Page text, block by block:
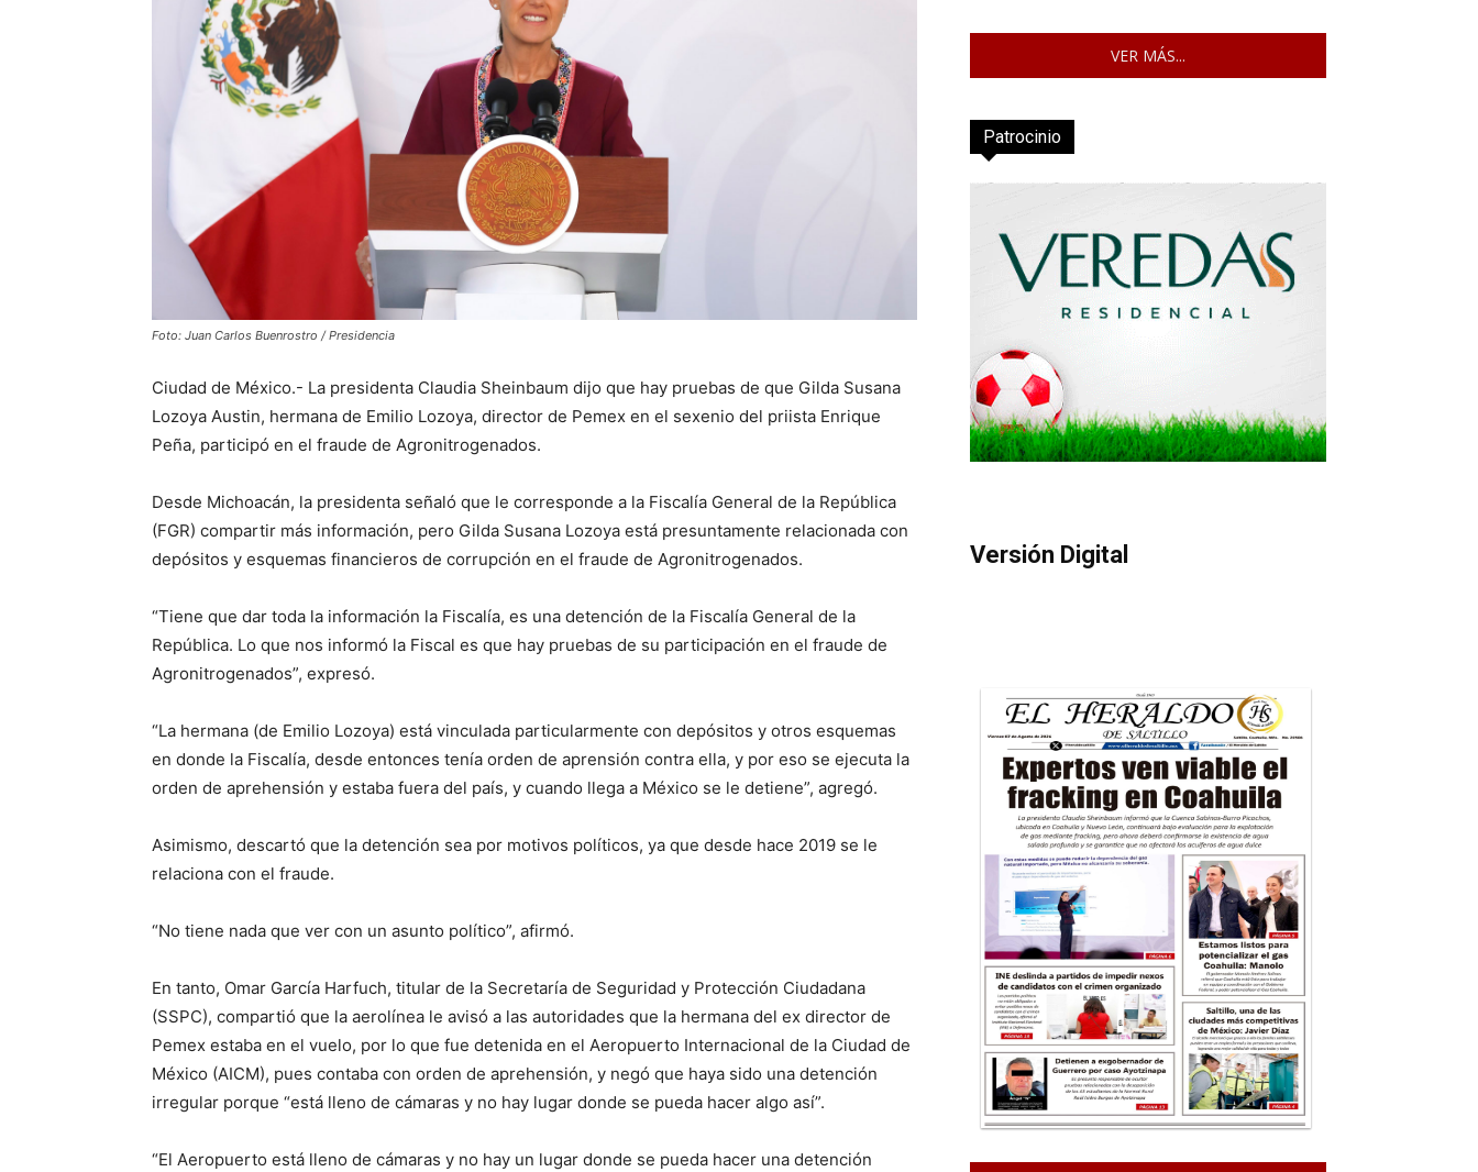
Foto: Juan Carlos Buenrostro / Presidencia
Ciudad de México.- La presidenta Claudia Sheinbaum dijo que hay pruebas de que Gilda Susana
Lozoya Austin, hermana de Emilio Lozoya, director de Pemex en el sexenio del priista Enrique
Peña, participó en el fraude de Agronitrogenados.
Desde Michoacán, la presidenta señaló que le corresponde a la Fiscalía General de la República
(FGR) compartir más información, pero Gilda Susana Lozoya está presuntamente relacionada con
depósitos y esquemas financieros de corrupción en el fraude de Agronitrogenados.
“Tiene que dar toda la información la Fiscalía, es una detención de la Fiscalía General de la
República. Lo que nos informó la Fiscal es que hay pruebas de su participación en el fraude de
Agronitrogenados”, expresó.
“La hermana (de Emilio Lozoya) está vinculada particularmente con depósitos y otros esquemas
en donde la Fiscalía, desde entonces tenía orden de aprensión contra ella, y por eso se ejecuta la
orden de aprehensión y estaba fuera del país, y cuando llega a México se le detiene”, agregó.
Asimismo, descartó que la detención sea por motivos políticos, ya que desde hace 2019 se le
relaciona con el fraude.
“No tiene nada que ver con un asunto político”, afirmó.
En tanto, Omar García Harfuch, titular de la Secretaría de Seguridad y Protección Ciudadana
(SSPC), compartió que la aerolínea le avisó a las autoridades que la hermana del ex director de
Pemex estaba en el vuelo, por lo que fue detenida en el Aeropuerto Internacional de la Ciudad de
México (AICM), pues contaba con orden de aprehensión, y negó que haya sido una detención
irregular porque “está lleno de cámaras y no hay lugar donde se pueda hacer algo así”.
“El Aeropuerto está lleno de cámaras y no hay un lugar donde se pueda hacer una detención
VER MÁS...
Patrocinio
Versión Digital